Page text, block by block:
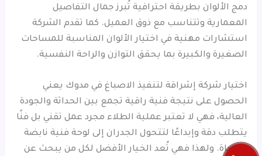
دمج الألوان بطريقة احترافية تُبرز جمال التفاصيل
المعمارية وتتناسب مع ذوق العميل. كما تقدم الشركة
استشارات مهنية في اختيار الألوان المناسبة للمساحات
الصغيرة والكبيرة بما يحقق التوازن والراحة النفسية.
اختيار شركة إشراقة لتنفيذ الاصباغ في مدوك يعني
الحصول على نتيجة فنية راقية تجمع بين الحداثة والجودة
العالية، فهي لا تعتبر عملية الطلاء مجرد عمل تقني بل فنًا
يتطلب دقة وإبداعًا لتتحول الجدران إلى لوحة فنية نابضة
بالحياة. ولهذا فهي تُعد الخيار الأفضل لكل من يبحث عن